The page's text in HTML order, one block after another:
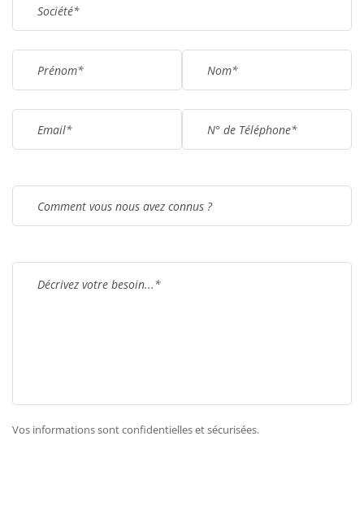
Vos informations sont confidentielles et sécurisées.